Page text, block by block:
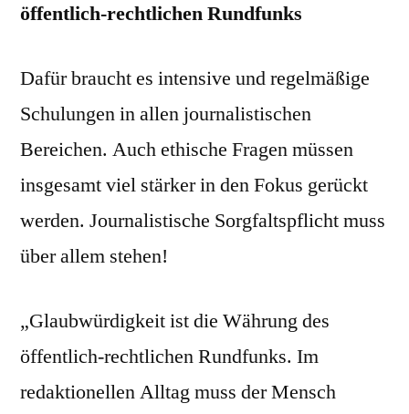
öffentlich-rechtlichen Rundfunks
Dafür braucht es intensive und regelmäßige
Schulungen in allen journalistischen
Bereichen. Auch ethische Fragen müssen
insgesamt viel stärker in den Fokus gerückt
werden. Journalistische Sorgfaltspflicht muss
über allem stehen!
„Glaubwürdigkeit ist die Währung des
öffentlich-rechtlichen Rundfunks. Im
redaktionellen Alltag muss der Mensch